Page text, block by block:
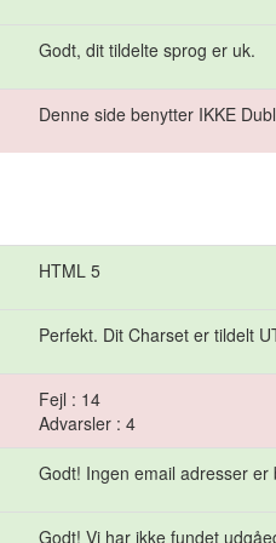
Godt, dit tildelte sprog er uk.
Denne side benytter IKKE
HTML 5
Perfekt. Dit Charset er tildelt
Fejl : 14
Advarsler : 4
Godt! Ingen email adresser er
Godt! Vi har ikke fundet